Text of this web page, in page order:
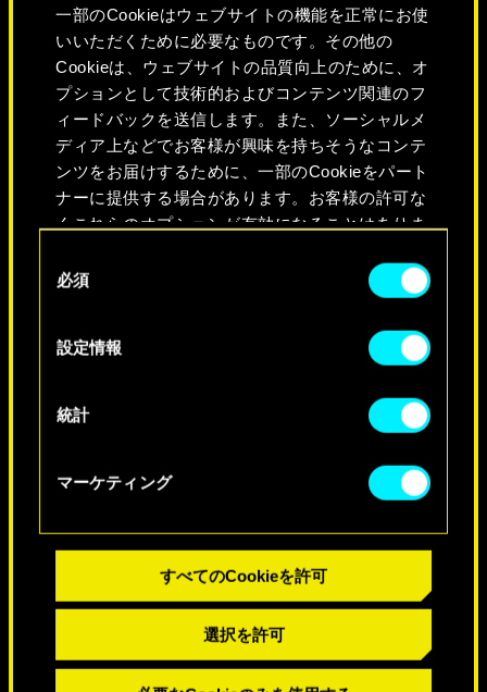
一部のCookieはウェブサイトの機能を正常にお使
いいただくために必要なものです。その他の
Cookieは、ウェブサイトの品質向上のために、オ
プションとして技術的およびコンテンツ関連のフ
ィードバックを送信します。また、ソーシャルメ
ディア上などでお客様が興味を持ちそうなコンテ
ンツをお届けするために、一部のCookieをパート
ナーに提供する場合があります。お客様の許可な
くこれらのオプションが有効になることはありま
Cookieの使用およびパフォーマンスの変更点に関
する詳細は、下記の「設定」メニューでご確認く
ださい。
必須
設定情報
統計
マーケティング
すべてのCookieを許可
選択を許可
NEVER FADE AWAY